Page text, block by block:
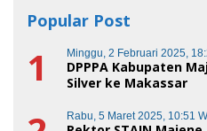
Popular Post
1 Minggu, 2 Februari 2025,
DPPPA Kabupaten
Silver ke Makassar
Rabu, 5 Maret 2025, 10:51